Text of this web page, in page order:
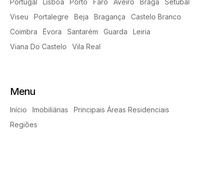
Viseu
Portalegre Beja Bragança
Castelo Branco
Coimbra
Évora Santarém Guarda
Leiria
Viana Do Castelo
Vila Real
Menu
Início Imobiliárias
Principais Áreas Residenciais
Regiões